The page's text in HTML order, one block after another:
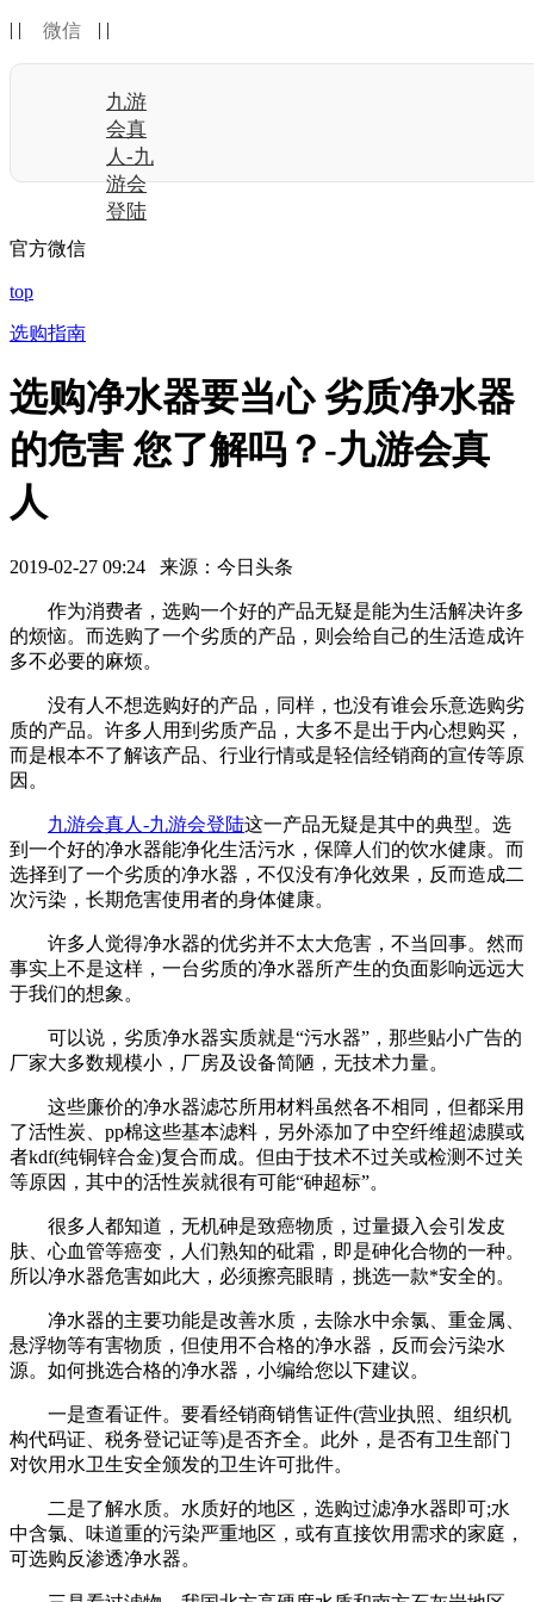
| | 微信 | |
九游
会真
人-九
游会
登陆
官方微信
top
选购指南
选购净水器要当心 劣质净水器
的危害 您了解吗？-九游会真
人
2019-02-27 09:24 来源：今日头条
作为消费者，选购一个好的产品无疑是能为生活解决许多
的烦恼。而选购了一个劣质的产品，则会给自己的生活造成许
多不必要的麻烦。
没有人不想选购好的产品，同样，也没有谁会乐意选购劣
质的产品。许多人用到劣质产品，大多不是出于内心想购买，
而是根本不了解该产品、行业行情或是轻信经销商的宣传等原
因。
九游会真人-九游会登陆这一产品无疑是其中的典型。选
到一个好的净水器能净化生活污水，保障人们的饮水健康。而
选择到了一个劣质的净水器，不仅没有净化效果，反而造成二
次污染，长期危害使用者的身体健康。
许多人觉得净水器的优劣并不太大危害，不当回事。然而
事实上不是这样，一台劣质的净水器所产生的负面影响远远大
于我们的想象。
可以说，劣质净水器实质就是“污水器”，那些贴小广告的
厂家大多数规模小，厂房及设备简陋，无技术力量。
这些廉价的净水器滤芯所用材料虽然各不相同，但都采用
了活性炭、pp棉这些基本滤料，另外添加了中空纤维超滤膜或
者kdf(纯铜锌合金)复合而成。但由于技术不过关或检测不过关
等原因，其中的活性炭就很有可能“砷超标”。
很多人都知道，无机砷是致癌物质，过量摄入会引发皮
肤、心血管等癌变，人们熟知的砒霜，即是砷化合物的一种。
所以净水器危害如此大，必须擦亮眼睛，挑选一款*安全的。
净水器的主要功能是改善水质，去除水中余氯、重金属、
悬浮物等有害物质，但使用不合格的净水器，反而会污染水
源。如何挑选合格的净水器，小编给您以下建议。
一是查看证件。要看经销商销售证件(营业执照、组织机
构代码证、税务登记证等)是否齐全。此外，是否有卫生部门
对饮用水卫生安全颁发的卫生许可批件。
二是了解水质。水质好的地区，选购过滤净水器即可;水
中含氯、味道重的污染严重地区，或有直接饮用需求的家庭，
可选购反渗透净水器。